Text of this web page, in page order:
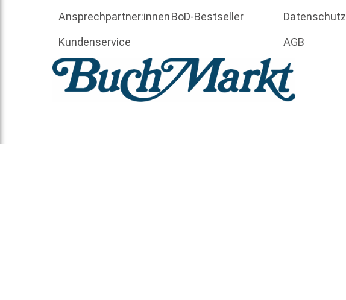
Ansprechpartner:innen
Kundenservice
BoD-Bestseller
Datenschutz
AGB